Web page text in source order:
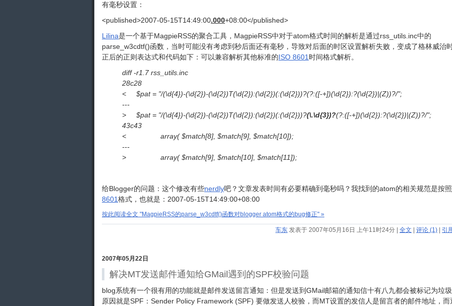
有毫秒设置：
<published>2007-05-15T14:49:00.000+08:00</published>
Lilina是一个基于MagpieRSS的聚合工具，MagpieRSS中对于atom格式时间的解析是通过rss_utils.inc中的
parse_w3cdtf()函数，当时可能没有考虑到秒后面还有毫秒，导致对后面的时区设置解析失败，变成了格林威治
正后的正则表达式和代码如下：可以兼容解析其他标准的ISO 8601 时间格式解析。
diff -r1.7 rss_utils.inc
28c28
< $pat = "/(\d{4})-(\d{2})-(\d{2})T(\d{2}):(\d{2})(:(\d{2}))?(?:([-+])(\d{2}):?(\d{2})|(Z))?/";
---
> $pat = "/(\d{4})-(\d{2})-(\d{2})T(\d{2}):(\d{2})(:(\d{2}))?(\.\d{3})?(?:([-+])(\d{2}):?(\d{2})|(Z))?/";
43c43
< array( $match[8], $match[9], $match[10]);
---
> array( $match[9], $match[10], $match[11]);
给Blogger的问题：这个修改有些nerdly吧？文章发表时间有必要精确到毫秒吗？我找到的atom的相关规范是按照
8601格式，也就是：2007-05-15T14:49:00+08:00
按此阅读全文 "MagpieRSS的parse_w3cdtf()函数对blogger atom格式的bug修正" »
车东 发表于 2007年05月16日 上午11时24分 全文 评论 (1) 引
2007年05月22日
解决MT发送邮件通知给GMail遇到的SPF校验问题
blog系统有一个很有用的功能就是邮件发送留言通知：但是发送到GMail邮箱的通知信十有八九都会被标记为垃
原因就是SPF：Sender Policy Framework (SPF) 要做发送人校验，而MT设置的发信人是留言者的邮件地址，而